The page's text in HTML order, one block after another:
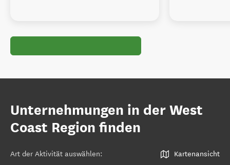
Unternehmungen in der West
Coast Region finden
Art der Aktivität auswählen: Kartenansicht